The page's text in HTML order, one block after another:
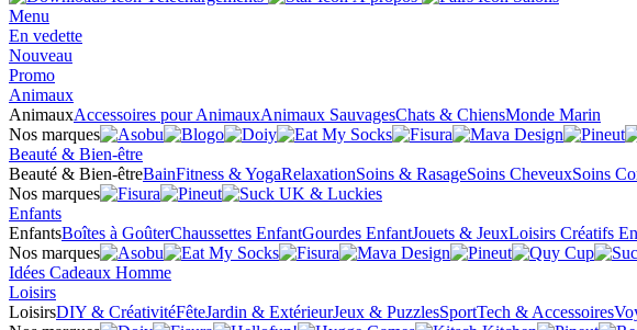
Menu
En vedette
Nouveau
Promo
Animaux
AnimauxAccessoires pour AnimauxAnimaux SauvagesChats & ChiensMonde Marin
Nos marques
Beauté & Bien-être
Beauté & Bien-êtreBainFitness & YogaRelaxationSoins & RasageSoins CheveuxSoins
Nos marques
Enfants
EnfantsBoîtes à GoûterChaussettes EnfantGourdes EnfantJouets & JeuxLoisirs Créatifs
Nos marques
Idées Cadeaux Homme
Loisirs
LoisirsDIY & CréativitéFêteJardin & ExtérieurJeux & PuzzlesSportTech & Accessoires